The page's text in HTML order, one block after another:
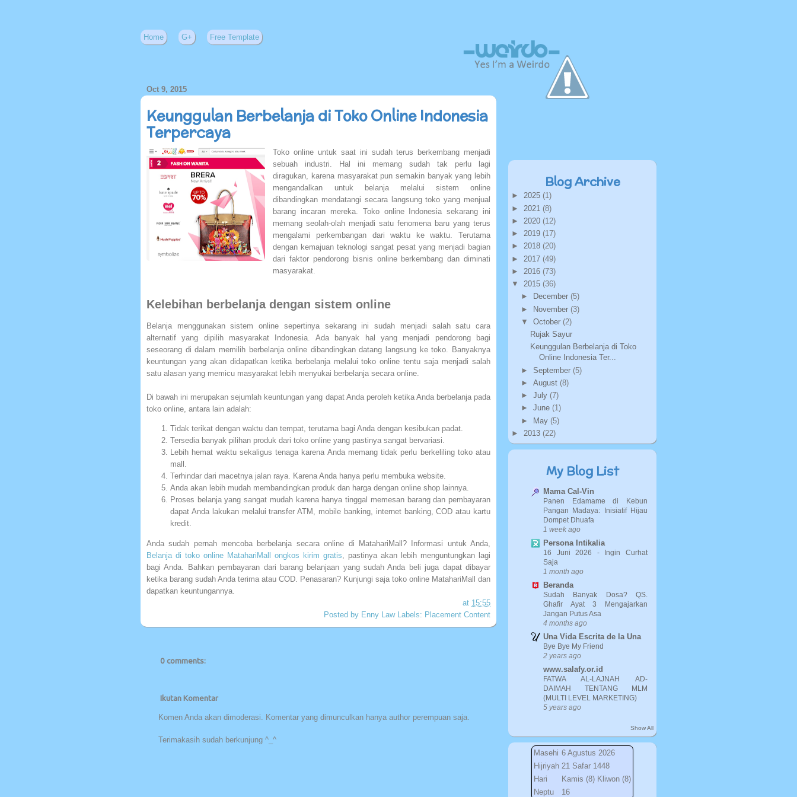
Home G+ Free Template
Oct 9, 2015
Keunggulan Berbelanja di Toko Online Indonesia
Terpercaya
Toko online untuk saat ini sudah terus berkembang menjadi
sebuah industri. Hal ini memang sudah tak perlu lagi
diragukan, karena masyarakat pun semakin banyak yang lebih
mengandalkan untuk belanja melalui sistem online
dibandingkan mendatangi secara langsung toko yang menjual
barang incaran mereka. Toko online Indonesia sekarang ini
memang seolah-olah menjadi satu fenomena baru yang terus
mengalami perkembangan dari waktu ke waktu. Terutama
dengan kemajuan teknologi sangat pesat yang menjadi bagian
dari faktor pendorong bisnis online berkembang dan diminati
masyarakat.
Kelebihan berbelanja dengan sistem online
Belanja menggunakan sistem online sepertinya sekarang ini sudah menjadi salah satu cara
alternatif yang dipilih masyarakat Indonesia. Ada banyak hal yang menjadi pendorong bagi
seseorang di dalam memilih berbelanja online dibandingkan datang langsung ke toko. Banyaknya
keuntungan yang akan didapatkan ketika berbelanja melalui toko online tentu saja menjadi salah
satu alasan yang memicu masyarakat lebih menyukai berbelanja secara online.
Di bawah ini merupakan sejumlah keuntungan yang dapat Anda peroleh ketika Anda berbelanja pada
toko online, antara lain adalah:
Tidak terikat dengan waktu dan tempat, terutama bagi Anda dengan kesibukan padat.
Tersedia banyak pilihan produk dari toko online yang pastinya sangat bervariasi.
Lebih hemat waktu sekaligus tenaga karena Anda memang tidak perlu berkeliling toko atau
mall.
Terhindar dari macetnya jalan raya. Karena Anda hanya perlu membuka website.
Anda akan lebih mudah membandingkan produk dan harga dengan online shop lainnya.
Proses belanja yang sangat mudah karena hanya tinggal memesan barang dan pembayaran
dapat Anda lakukan melalui transfer ATM, mobile banking, internet banking, COD atau kartu
kredit.
Anda sudah pernah mencoba berbelanja secara online di MatahariMall? Informasi untuk Anda,
Belanja di toko online MatahariMall ongkos kirim gratis , pastinya akan lebih menguntungkan lagi
bagi Anda. Bahkan pembayaran dari barang belanjaan yang sudah Anda beli juga dapat dibayar
ketika barang sudah Anda terima atau COD. Penasaran? Kunjungi saja toko online MatahariMall dan
dapatkan keuntungannya.
at 15:55
Posted by Enny Law Labels: Placement Content
0 comments:
Ikutan Komentar
Komen Anda akan dimoderasi. Komentar yang dimunculkan hanya author perempuan saja.
Terimakasih sudah berkunjung ^_^
Blog Archive
► 2025 (1)
► 2021 (8)
► 2020 (12)
► 2019 (17)
► 2018 (20)
► 2017 (49)
► 2016 (73)
▼ 2015 (36)
►
December (5)
► November (3)
▼ October (2)
Rujak Sayur
Keunggulan Berbelanja di Toko
Online Indonesia Ter...
► September (5)
► August (8)
► July (7)
► June (1)
► May (5)
► 2013 (22)
My Blog List
Mama Cal-Vin
Panen Edamame di Kebun
Pangan Madaya: Inisiatif Hijau
Dompet Dhuafa
1 week ago
Persona Intikalia
16 Juni 2026 - Ingin Curhat
Saja
1 month ago
Beranda
Sudah Banyak Dosa? QS.
Ghafir Ayat 3 Mengajarkan
Jangan Putus Asa
4 months ago
Una Vida Escrita de la Una
Bye Bye My Friend
2 years ago
www.salafy.or.id
FATWA AL-LAJNAH AD-
DAIMAH TENTANG MLM
(MULTI LEVEL MARKETING)
5 years ago
Show All
Masehi 6 Agustus 2026
Hijriyah 21 Safar 1448
Hari
Kamis (8) Kliwon (8)
Neptu
16